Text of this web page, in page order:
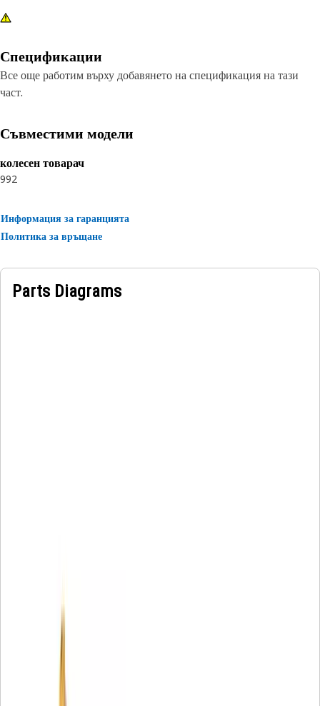
Спецификации
Все още работим върху добавянето на спецификация на тази
част.
Съвместими модели
колесен товарач
992
Информация за гаранцията
Политика за връщане
Parts Diagrams